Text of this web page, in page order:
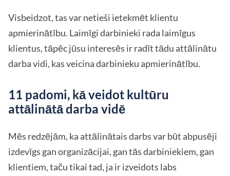
Visbeidzot, tas var netieši ietekmēt klientu
apmierinātību. Laimīgi darbinieki rada laimīgus
klientus, tāpēc jūsu interesēs ir radīt tādu attālinātu
darba vidi, kas veicina darbinieku apmierinātību.
11 padomi, kā veidot kultūru
attālinātā darba vidē
Mēs redzējām, ka attālinātais darbs var būt abpusēji
izdevīgs gan organizācijai, gan tās darbiniekiem, gan
klientiem, taču tikai tad, ja ir izveidots labs